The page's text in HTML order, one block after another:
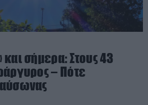
σήμερα: Στους 43
– Πότε